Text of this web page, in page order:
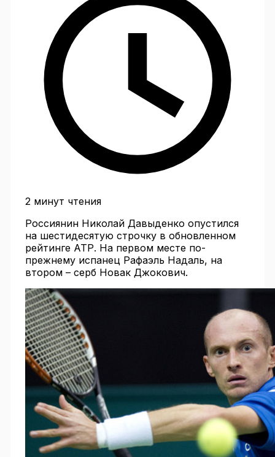
2 минут чтения
Россиянин Николай Давыденко опустился
на шестидесятую строчку в обновленном
рейтинге АТР. На первом месте по-
прежнему испанец Рафаэль Надаль, на
втором – серб Новак Джокович.